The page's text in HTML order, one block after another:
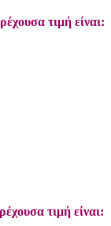
τιμή είναι:
τιμή είναι: